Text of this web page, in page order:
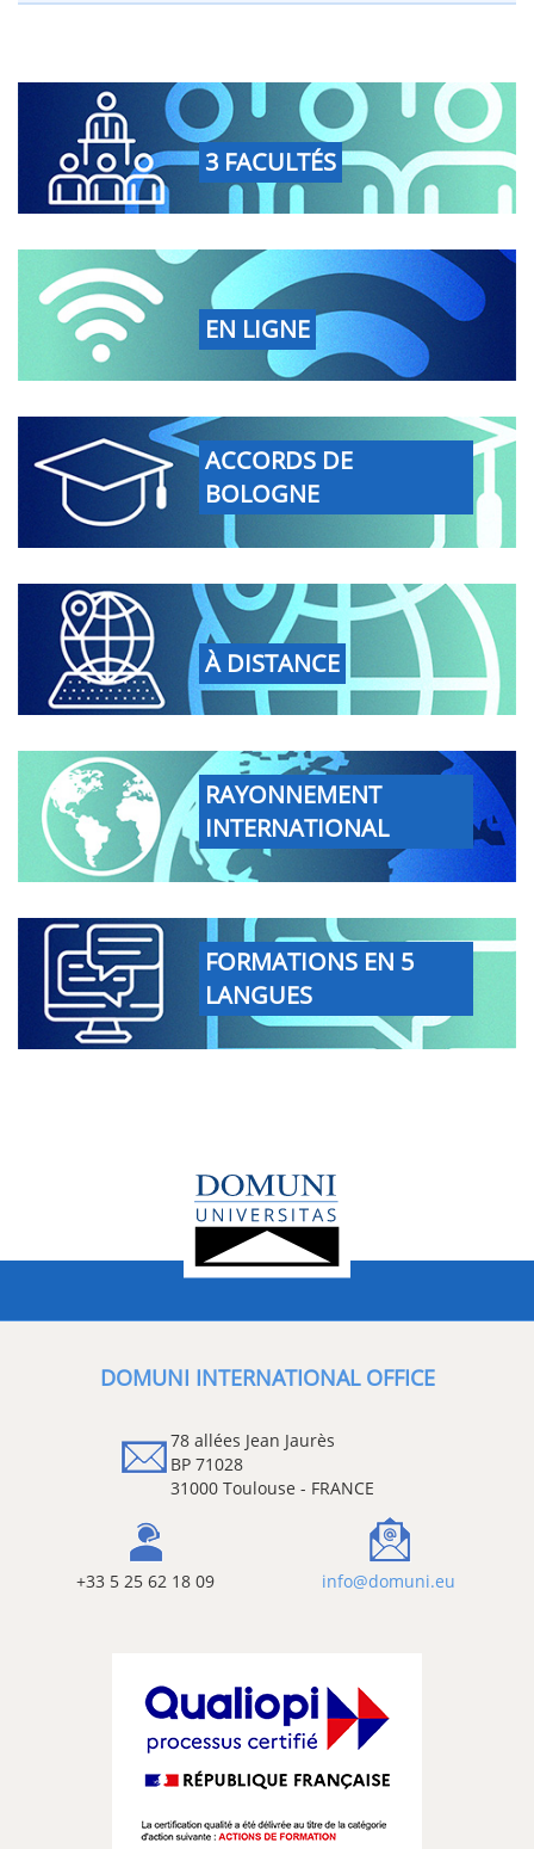
3 FACULTÉS
EN LIGNE
ACCORDS DE
BOLOGNE
À DISTANCE
RAYONNEMENT
INTERNATIONAL
FORMATIONS EN 5
LANGUES
DOMUNI INTERNATIONAL OFFICE
78 allées Jean Jaurès
BP 71028
31000 Toulouse - FRANCE
+33 5 25 62 18 09 info@domuni.eu